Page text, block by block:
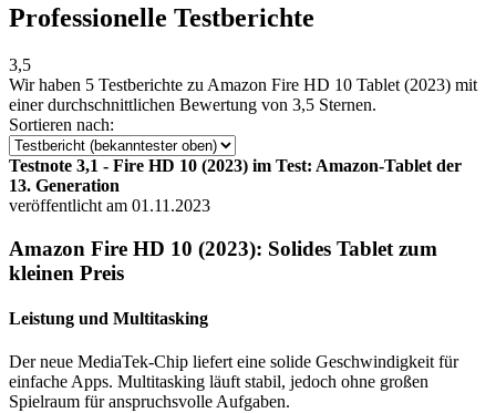
Professionelle Testberichte
3,5
Wir haben 5 Testberichte zu Amazon Fire HD 10 Tablet (2023) mit
einer durchschnittlichen Bewertung von 3,5 Sternen.
Sortieren nach:
Testnote 3,1 - Fire HD 10 (2023) im Test: Amazon-Tablet der
13. Generation
veröffentlicht am 01.11.2023
Amazon Fire HD 10 (2023): Solides Tablet zum
kleinen Preis
Leistung und Multitasking
Der neue MediaTek-Chip liefert eine solide Geschwindigkeit für
einfache Apps. Multitasking läuft stabil, jedoch ohne großen
Spielraum für anspruchsvolle Aufgaben.